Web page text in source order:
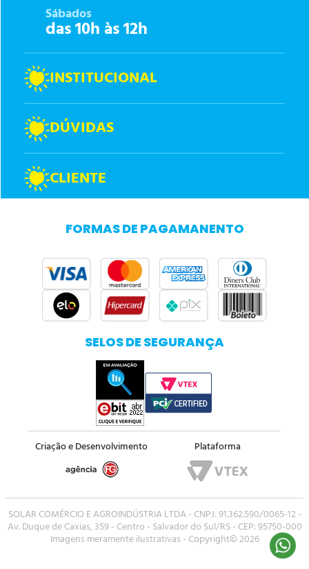
Sábados
das 10h às 12h
INSTITUCIONAL
DÚVIDAS
CLIENTE
FORMAS DE PAGAMANENTO
SELOS DE SEGURANÇA
Criação e Desenvolvimento Plataforma
SOLAR COMÉRCIO E AGROINDÚSTRIA LTDA - CNPJ: 91.362.590/0065-12 -
Av. Duque de Caxias, 359 - Centro - Salvador do Sul/RS - CEP: 95750-000
Imagens meramente ilustrativas - Copyright© 2026